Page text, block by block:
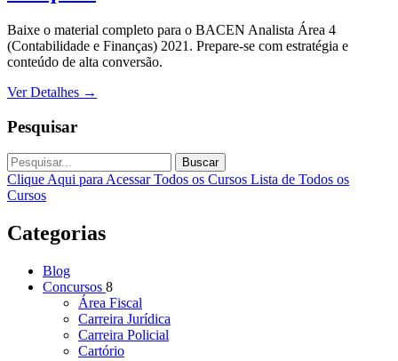
Baixe o material completo para o BACEN Analista Área 4
(Contabilidade e Finanças) 2021. Prepare-se com estratégia e
conteúdo de alta conversão.
Ver Detalhes →
Pesquisar
Buscar
Clique Aqui para Acessar Todos os Cursos Lista de Todos os
Cursos
Categorias
Blog
Concursos 8
Área Fiscal
Carreira Jurídica
Carreira Policial
Cartório